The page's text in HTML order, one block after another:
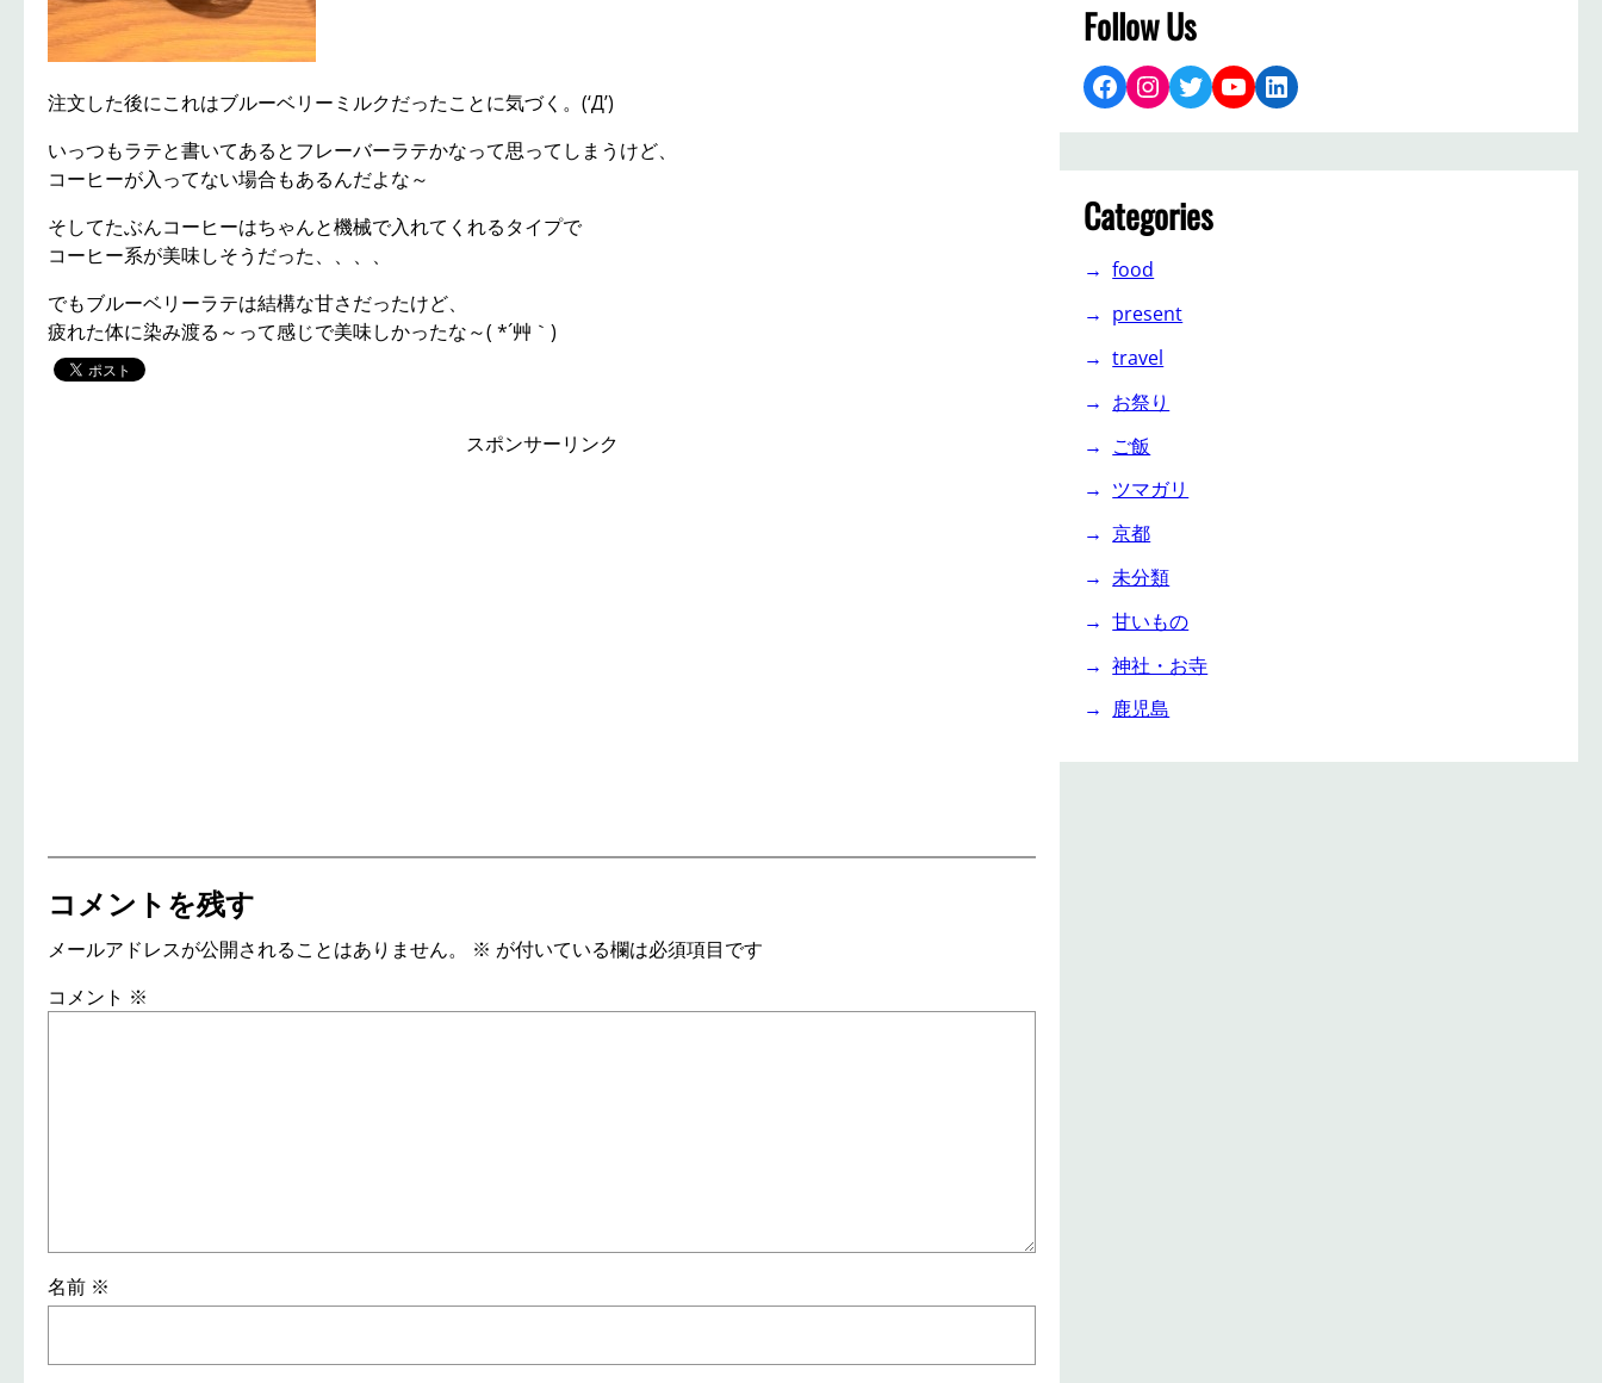
注文した後にこれはブルーベリーミルクだったことに気づく。(‘Д’)
いっつもラテと書いてあるとフレーバーラテかなって思ってしまうけど、
コーヒーが入ってない場合もあるんだよな～
そしてたぶんコーヒーはちゃんと機械で入れてくれるタイプで
コーヒー系が美味しそうだった、、、、
でもブルーベリーラテは結構な甘さだったけど、
疲れた体に染み渡る～って感じで美味しかったな～( *´艸｀)
スポンサーリンク
コメントを残す
メールアドレスが公開されることはありません。 ※ が付いている欄は必須項目です
コメント ※
名前 ※
Follow Us
Facebook Instagram Twitter YouTube LinkedIn
Categories
food
present
travel
お祭り
ご飯
ツマガリ
京都
未分類
甘いもの
神社・お寺
鹿児島